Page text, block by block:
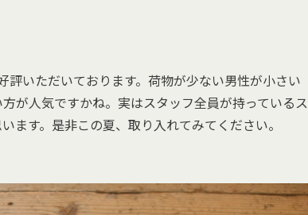
いただいております。荷物が少ない男性が小さい
が人気ですかね。実はスタッフ全員が持っているス
ます。是非この夏、取り入れてみてください。